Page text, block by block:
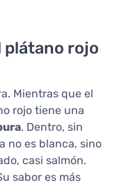
plátano rojo
Mientras que el
rojo tiene una
. Dentro, sin
no es blanca, sino
casi salmón.
sabor es más